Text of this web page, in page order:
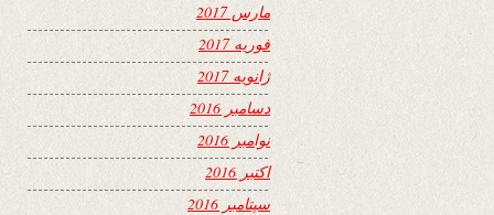
مارس 2017
فوریه 2017
ژانویه 2017
دسامبر 2016
نوامبر 2016
اکتبر 2016
سپتامبر 2016